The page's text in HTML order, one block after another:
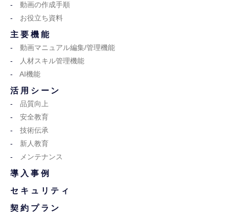
動画の作成手順
お役立ち資料
主要機能
動画マニュアル編集/管理機能
人材スキル管理機能
AI機能
活用シーン
品質向上
安全教育
技術伝承
新人教育
メンテナンス
導入事例
セキュリティ
契約プラン